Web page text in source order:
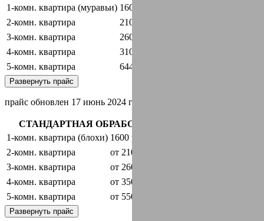
1-комн. квартира (муравьи) 1600 руб.
2-комн. квартира 2100 руб.
3-комн. квартира 2600 руб.
4-комн. квартира 3100 руб.
5-комн. квартира 6440 руб.
Развернуть прайс
прайс обновлен 17 июнь 2024 г.
СТАНДАРТНАЯ ОБРАБОТКА + ГАРАНТИЯ
1-комн. квартира (блохи) 1600 руб.
2-комн. квартира от 2100 руб.
3-комн. квартира от 2600 руб.
4-комн. квартира от 3500 руб.
5-комн. квартира от 5500 руб.
Развернуть прайс